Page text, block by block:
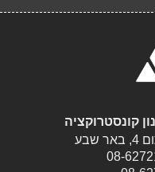
קונסטרוקציה
שבע
08-